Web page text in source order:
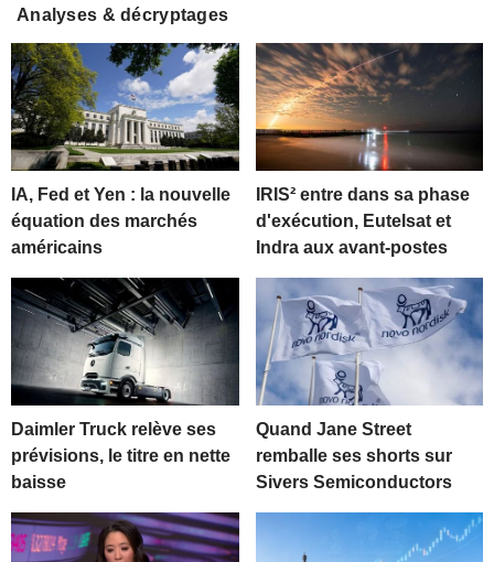
Analyses & décryptages
IA, Fed et Yen : la nouvelle
équation des marchés
américains
IRIS² entre dans sa phase
d'exécution, Eutelsat et
Indra aux avant-postes
Daimler Truck relève ses
prévisions, le titre en nette
baisse
Quand Jane Street
remballe ses shorts sur
Sivers Semiconductors